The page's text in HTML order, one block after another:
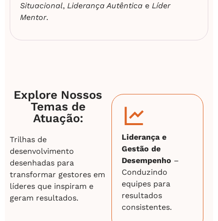
Situacional, Liderança Autêntica e Líder
Mentor.
Explore Nossos
Temas de
Atuação:
Trilhas de
desenvolvimento
desenhadas para
transformar gestores em
líderes que inspiram e
geram resultados.
Liderança e
Gestão de
Desempenho –
Conduzindo
equipes para
resultados
consistentes.